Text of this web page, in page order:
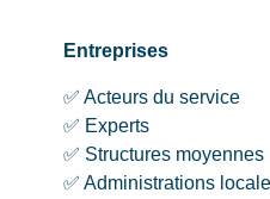
Entreprises
✅ Acteurs du service
✅ Experts
✅ Structures moyennes
✅ Administrations